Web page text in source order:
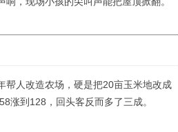
帮人改造农场，硬是把20亩玉米地改成
到128，回头客反而多了三成。